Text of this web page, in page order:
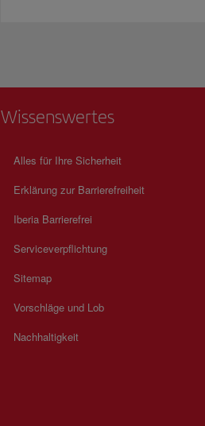
Wissenswertes
Alles für Ihre Sicherheit
Erklärung zur Barrierefreiheit
Iberia Barrierefrei
Serviceverpflichtung
Sitemap
Vorschläge und Lob
Nachhaltigkeit